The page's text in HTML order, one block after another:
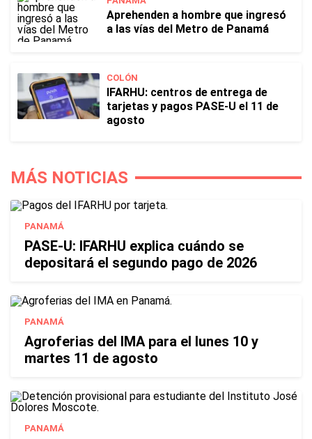
Aprehenden a hombre que ingresó
a las vías del Metro de Panamá
COLÓN
IFARHU: centros de entrega de
tarjetas y pagos PASE-U el 11 de
agosto
MÁS NOTICIAS
PANAMÁ
PASE-U: IFARHU explica cuándo se
depositará el segundo pago de 2026
PANAMÁ
Agroferias del IMA para el lunes 10 y
martes 11 de agosto
PANAMÁ